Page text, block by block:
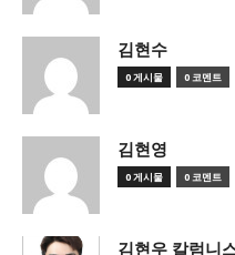
김현수
0 게시물 0 코멘트
김현영
0 게시물 0 코멘트
김현우 칼럼니